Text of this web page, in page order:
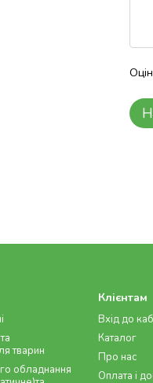
тварин
обладнання
Клієнтам
Вхід до
Каталог
Про нас
Оплата і